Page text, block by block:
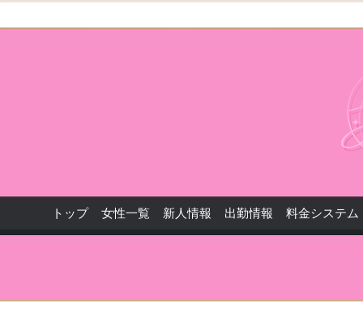
トップ 女性一覧 新人情報 出勤情報 料金システム